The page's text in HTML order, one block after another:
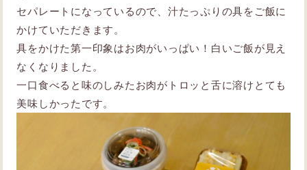
セパレートになっているので、汁たっぷりの具をご飯に
かけていただきます。
具をかけた第一印象はお肉がいっぱい！白いご飯が見え
なくなりました。
一口食べると味のしみたお肉がトロッと舌に溶けとても
美味しかったです。